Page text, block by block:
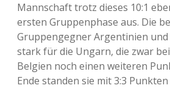
Mannschaft trotz dieses 10:1
ersten Gruppenphase aus. Die
Gruppengegner Argentinien
stark für die Ungarn, die zwar
Belgien noch einen weiteren
Ende standen sie mit 3:3